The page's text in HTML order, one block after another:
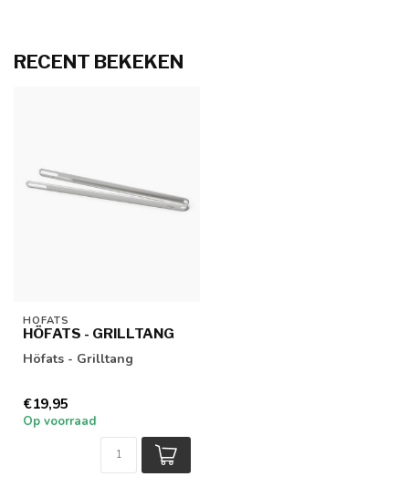
RECENT BEKEKEN
HÖFATS
HÖFATS - GRILLTANG
Höfats - Grilltang
€19,95
Op voorraad